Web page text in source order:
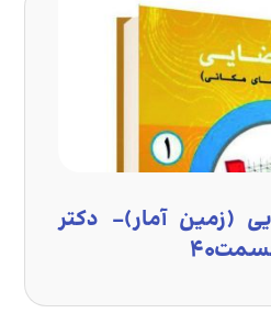
(زمین آمار)- دکتر